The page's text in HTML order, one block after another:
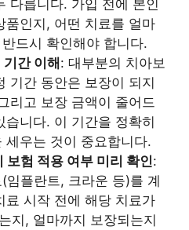
다릅니다. 가입 전에 본인
품인지, 어떤 치료를 얼마
드시 확인해야 합니다.
간 이해: 대부분의 치아보
기간 동안은 보장이 되지
리고 보장 금액이 줄어드
습니다. 이 기간을 정확히
세우는 것이 중요합니다.
보험 적용 여부 미리 확인:
임플란트, 크라운 등)를 계
료 시작 전에 해당 치료가
지, 얼마까지 보장되는지